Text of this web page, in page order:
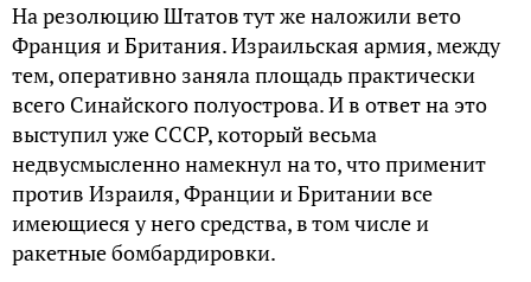
На резолюцию Штатов тут же наложили вето
Франция и Британия. Израильская армия, между
тем, оперативно заняла площадь практически
всего Синайского полуострова. И в ответ на это
выступил уже СССР, который весьма
недвусмысленно намекнул на то, что применит
против Израиля, Франции и Британии все
имеющиеся у него средства, в том числе и
ракетные бомбардировки.